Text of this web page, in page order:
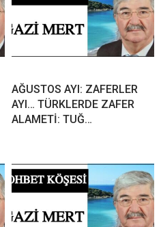
AĞUSTOS AYI: ZAFERLER
AYI… TÜRKLERDE ZAFER
ALAMETİ: TUĞ…